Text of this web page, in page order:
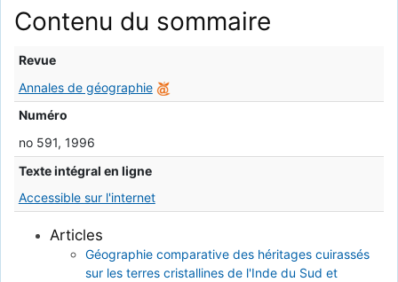
Contenu du sommaire
Revue
Annales de géographie
Numéro
no 591, 1996
Texte intégral en ligne
Accessible sur l'internet
Articles
Géographie comparative des héritages cuirassés
sur les terres cristallines de l'Inde du Sud et